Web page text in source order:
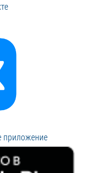
приложение